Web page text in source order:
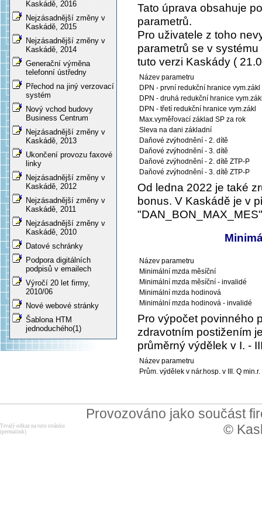
Kaskádě, 2016
Nejzásadnější změny v
Kaskádě, 2015
Nejzásadnější změny v
Kaskádě, 2014
Generační výměna
telefonní ústředny
Přechod na jiný verzovací
systém
Nový vchod budovy
Business Centrum
Nejzásadnější změny v
Kaskádě, 2013
Ukončení provozu faxové
linky
Nejzásadnější změny v
Kaskádě, 2012
Nejzásadnější změny v
Kaskádě, 2011
Nejzásadnější změny v
Kaskádě, 2010
Datové schránky
Podpora digitálních
podpisů v emailech
Výročí 20 let firmy,
2010/06
Nové webové stránky
Šablona HTM
jednoduchého(1)
Tato úprava obsahuje
parametrů.
Pro uživatele z toho
parametrů se v
tuto verzi Kaskády (
Název parametru
DPN - první redukční hranice vym.zákl
DPN - druhá redukční hranice
DPN - třetí redukční hranice vym.zákl
Max.vyměřovací základ SP za rok
Sleva na dani základní
Daňové zvýhodnění - 2. dítě
Daňové zvýhodnění - 3. dítě
Daňové zvýhodnění - 2. dítě ZTP-P
Daňové zvýhodnění - 3. dítě ZTP-P
Od ledna 2022 je také
bonus. V Kaskádě je v
Název parametru
Minimální mzda měsíční
Minimální mzda měsíční - invalidé
Minimální mzda hodinová
Minimální mzda hodinová - invalidé
Pro výpočet povinného
zdravotním postižením
průměrný výdělek v I. -
Název parametru
Prům. výdělek v nár.hosp. v III. Q min.r.
Provozováno jako součást
©
Trvalý odkaz na tuto stránku
(permalink)